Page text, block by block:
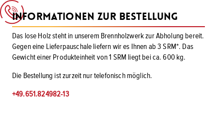
Informationen zur Bestellung
Das lose Holz steht in unserem Brennholzwerk zur Abholung bereit.
Gegen eine Lieferpauschale liefern wir es Ihnen ab 3 SRM*. Das
Gewicht einer Produkteinheit von 1 SRM liegt bei ca. 600 kg.
Die Bestellung ist zurzeit nur telefonisch möglich.
+49.651.824982-13